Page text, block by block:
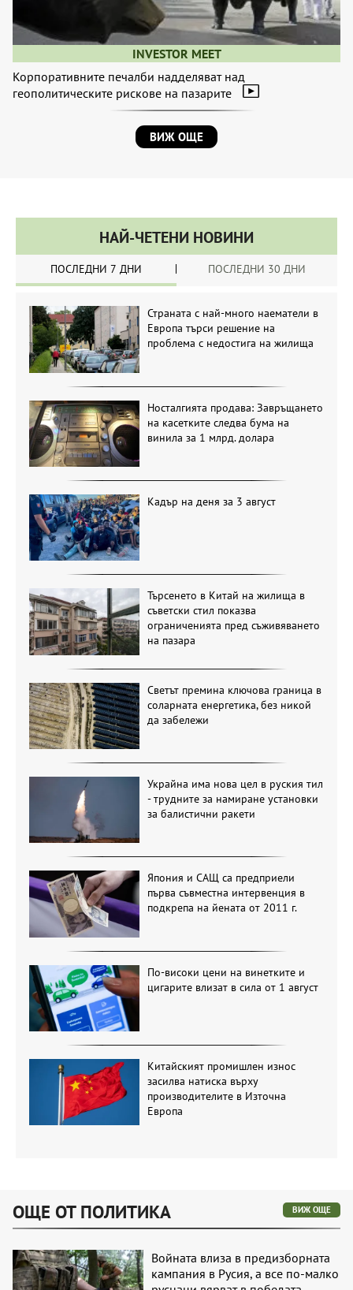
INVESTOR MEET
Корпоративните печалби надделяват над
геополитическите рискове на пазарите
ВИЖ ОЩЕ
НАЙ-ЧЕТЕНИ НОВИНИ
ПОСЛЕДНИ 7 ДНИ ПОСЛЕДНИ 30 ДНИ
Страната с най-много наематели в
Европа търси решение на
проблема с недостига на жилища
Носталгията продава: Завръщането
на касетките следва бума на
винила за 1 млрд. долара
Кадър на деня за 3 август
Търсенето в Китай на жилища в
съветски стил показва
ограниченията пред съживяването
на пазара
Светът премина ключова граница в
соларната енергетика, без никой
да забележи
Украйна има нова цел в руския тил
- трудните за намиране установки
за балистични ракети
Япония и САЩ са предприели
първа съвместна интервенция в
подкрепа на йената от 2011 г.
По-високи цени на винетките и
цигарите влизат в сила от 1 август
Китайският промишлен износ
засилва натиска върху
производителите в Източна
Европа
ОЩЕ ОТ ПОЛИТИКА ВИЖ ОЩЕ
Войната влиза в предизборната
кампания в Русия, а все по-малко